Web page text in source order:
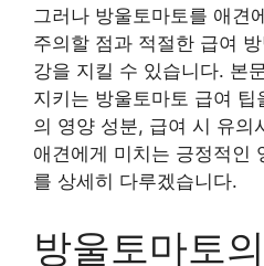
그러나 방울토마토를 애견
주의할 점과 적절한 급여
강을 지킬 수 있습니다. 본
지키는 방울토마토 급여
의 영양 성분, 급여 시 유의
애견에게 미치는 긍정적인
를 상세히 다루겠습니다.
방울토마토